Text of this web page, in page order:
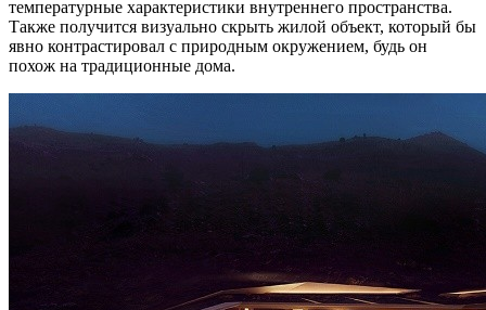
температурные характеристики внутреннего пространства.
Также получится визуально скрыть жилой объект, который бы
явно контрастировал с природным окружением, будь он
похож на традиционные дома.